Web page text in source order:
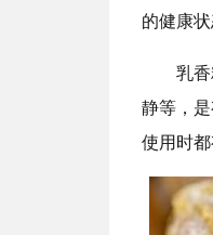
的健康状
乳
静等，
使用时